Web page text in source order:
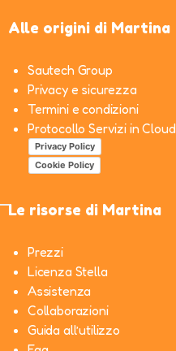
Alle origini di Martina
Sautech Group
Privacy e sicurezza
Termini e condizioni
Protocollo Servizi in Cloud
Privacy Policy
Cookie Policy
Le risorse di Martina
Prezzi
Licenza Stella
Assistenza
Collaborazioni
Guida all’utilizzo